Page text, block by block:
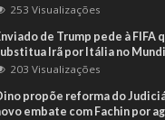
253 Visualizações
de Trump pede à FIFA
Irã por Itália no
203 Visualizações
propõe reforma do
embate com Fachin por